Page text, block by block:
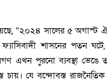
“২০২৪ সালের ৫ অগাস্ট
ফ্যাসিবাদী শাসনের পতন
এখন পুরনো ব্যবস্থা
যে বন্দোবস্ত রাজনৈতিক